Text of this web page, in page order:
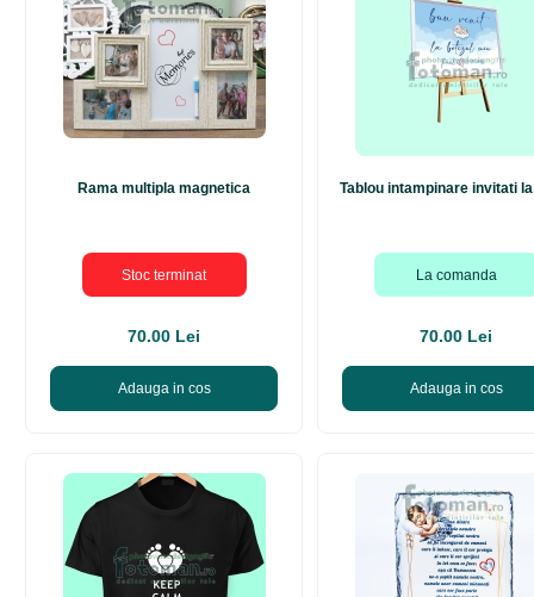
Rama multipla magnetica
Stoc terminat
70.00 Lei
Adauga in cos
Tablou intampinare invitati
La comanda
70.00 Lei
Adauga in cos